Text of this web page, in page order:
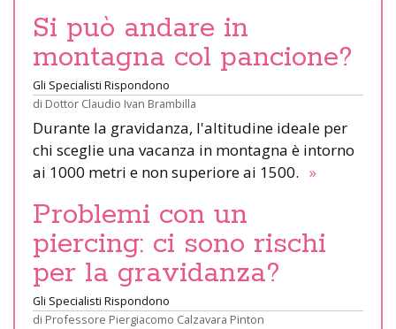
Si può andare in
montagna col pancione?
Gli Specialisti Rispondono
di Dottor Claudio Ivan Brambilla
Durante la gravidanza, l'altitudine ideale per
chi sceglie una vacanza in montagna è intorno
ai 1000 metri e non superiore ai 1500. »
Problemi con un
piercing: ci sono rischi
per la gravidanza?
Gli Specialisti Rispondono
di Professore Piergiacomo Calzavara Pinton